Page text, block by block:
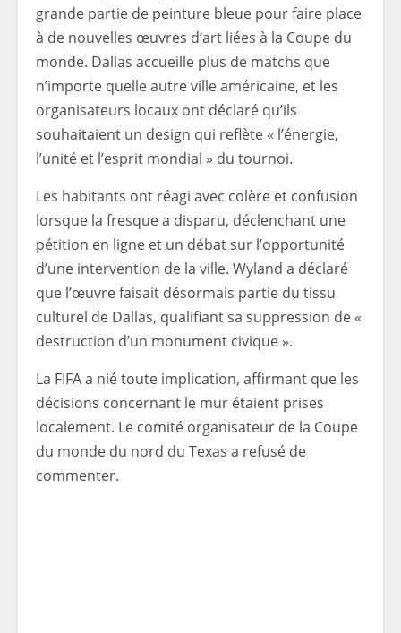
grande partie de peinture bleue pour faire place
à de nouvelles œuvres d’art liées à la Coupe du
monde. Dallas accueille plus de matchs que
n’importe quelle autre ville américaine, et les
organisateurs locaux ont déclaré qu’ils
souhaitaient un design qui reflète « l’énergie,
l’unité et l’esprit mondial » du tournoi.
Les habitants ont réagi avec colère et confusion
lorsque la fresque a disparu, déclenchant une
pétition en ligne et un débat sur l’opportunité
d’une intervention de la ville. Wyland a déclaré
que l’œuvre faisait désormais partie du tissu
culturel de Dallas, qualifiant sa suppression de «
destruction d’un monument civique ».
La FIFA a nié toute implication, affirmant que les
décisions concernant le mur étaient prises
localement. Le comité organisateur de la Coupe
du monde du nord du Texas a refusé de
commenter.